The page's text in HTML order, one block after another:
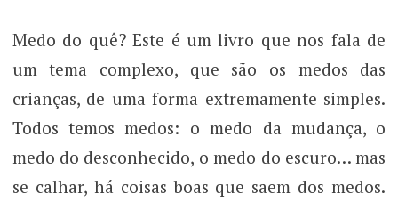
Medo do quê? Este é um livro que nos fala de
um tema complexo, que são os medos das
crianças, de uma forma extremamente simples.
Todos temos medos: o medo da mudança, o
medo do desconhecido, o medo do escuro… mas
se calhar, há coisas boas que saem dos medos.